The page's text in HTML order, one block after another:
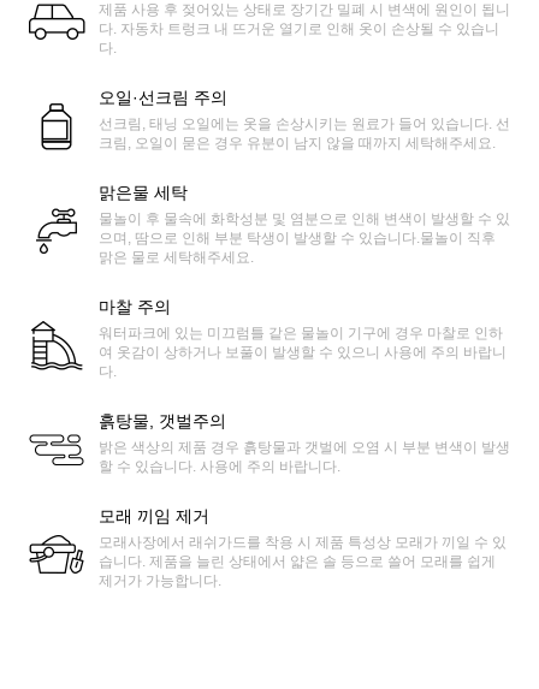
제품 사용 후 젖어있는 상태로 장기간 밀폐 시 변색에 원인이 됩니
다. 자동차 트렁크 내 뜨거운 열기로 인해 옷이 손상될 수 있습니
다.
오일·선크림 주의
선크림, 태닝 오일에는 옷을 손상시키는 원료가 들어 있습니다. 선
크림, 오일이 묻은 경우 유분이 남지 않을 때까지 세탁해주세요.
맑은물 세탁
물놀이 후 물속에 화학성분 및 염분으로 인해 변색이 발생할 수 있
으며, 땀으로 인해 부분 탁생이 발생할 수 있습니다.물놀이 직후
맑은 물로 세탁해주세요.
마찰 주의
워터파크에 있는 미끄럼틀 같은 물놀이 기구에 경우 마찰로 인하
여 옷감이 상하거나 보풀이 발생할 수 있으니 사용에 주의 바랍니
다.
흙탕물, 갯벌주의
밝은 색상의 제품 경우 흙탕물과 갯벌에 오염 시 부분 변색이 발생
할 수 있습니다. 사용에 주의 바랍니다.
모래 끼임 제거
모래사장에서 래쉬가드를 착용 시 제품 특성상 모래가 끼일 수 있
습니다. 제품을 늘린 상태에서 얇은 솔 등으로 쓸어 모래를 쉽게
제거가 가능합니다.